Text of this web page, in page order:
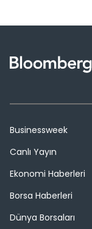
Businessweek
Canlı Yayın
Ekonomi Haberleri
Borsa Haberleri
Dünya Borsaları